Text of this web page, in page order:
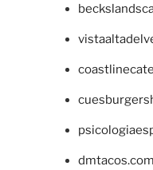
dmtacos.com